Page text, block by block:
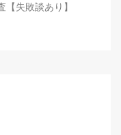
失敗談あり】